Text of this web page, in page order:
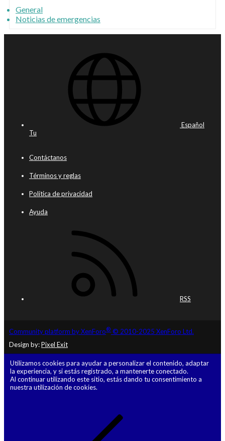
General
Noticias de emergencias
Español
Tu
Contáctanos
Términos y reglas
Política de privacidad
Ayuda
RSS
Community platform by XenForo® © 2010-2025 XenForo Ltd.
Design by:Pixel Exit
Utilizamos cookies para ayudar a personalizar el contenido, adaptar
la experiencia, y si estás registrado, a mantenerte conectado.
Al continuar utilizando este sitio, estás dando tu consentimiento a
nuestra utilización de cookies.